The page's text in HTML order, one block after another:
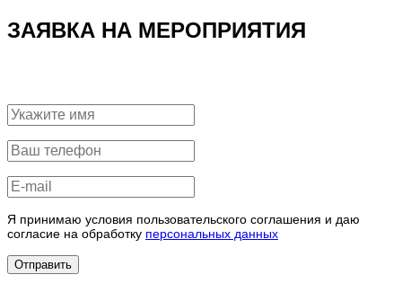
ЗАЯВКА НА МЕРОПРИЯТИЯ
Я принимаю условия пользовательского соглашения и даю
согласие на обработку персональных данных
Отправить